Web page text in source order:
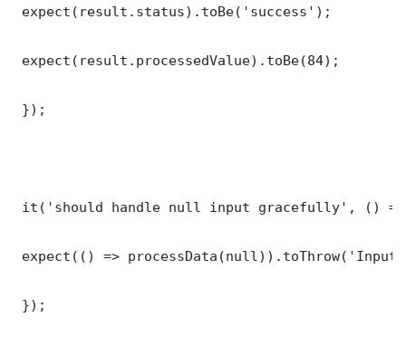
expect(result.status).toBe('success');
expect(result.processedValue).toBe(84);
});
it('should handle null input gracefully', ()
expect(() =>
});